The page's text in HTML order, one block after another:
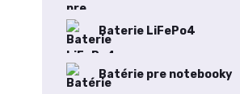
Baterie LiFePo4
Batérie pre notebooky